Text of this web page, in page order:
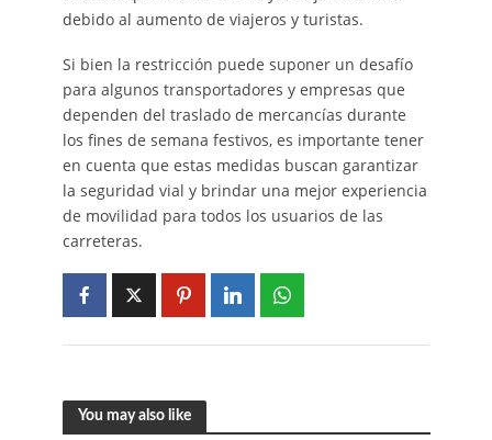
debido al aumento de viajeros y turistas.
Si bien la restricción puede suponer un desafío
para algunos transportadores y empresas que
dependen del traslado de mercancías durante
los fines de semana festivos, es importante tener
en cuenta que estas medidas buscan garantizar
la seguridad vial y brindar una mejor experiencia
de movilidad para todos los usuarios de las
carreteras.
You may also like